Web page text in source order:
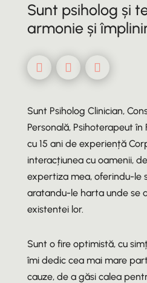
Sunt psiholog și
armonie și
Sunt Psiholog Clinician,
Personală, Psihoterapeut
cu 15 ani de experiență
interacțiunea cu oamenii,
expertiza mea, oferindu-le
aratandu-le harta unde se
existentei lor.
Sunt o fire optimistă, cu
îmi dedic cea mai mare
cauze, de a găsi calea